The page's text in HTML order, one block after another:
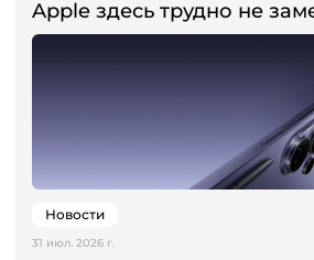
Apple здесь трудно не
Новости
31 июл. 2026 г.